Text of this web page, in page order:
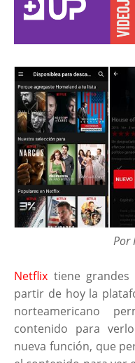
Por
Netflix tiene
partir de hoy la
norteamericano
contenido para
nueva función, que